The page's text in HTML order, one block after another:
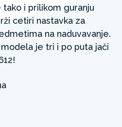
i prilikom guranju
cetiri nastavka za
na naduvavanje.
je tri i po puta jači